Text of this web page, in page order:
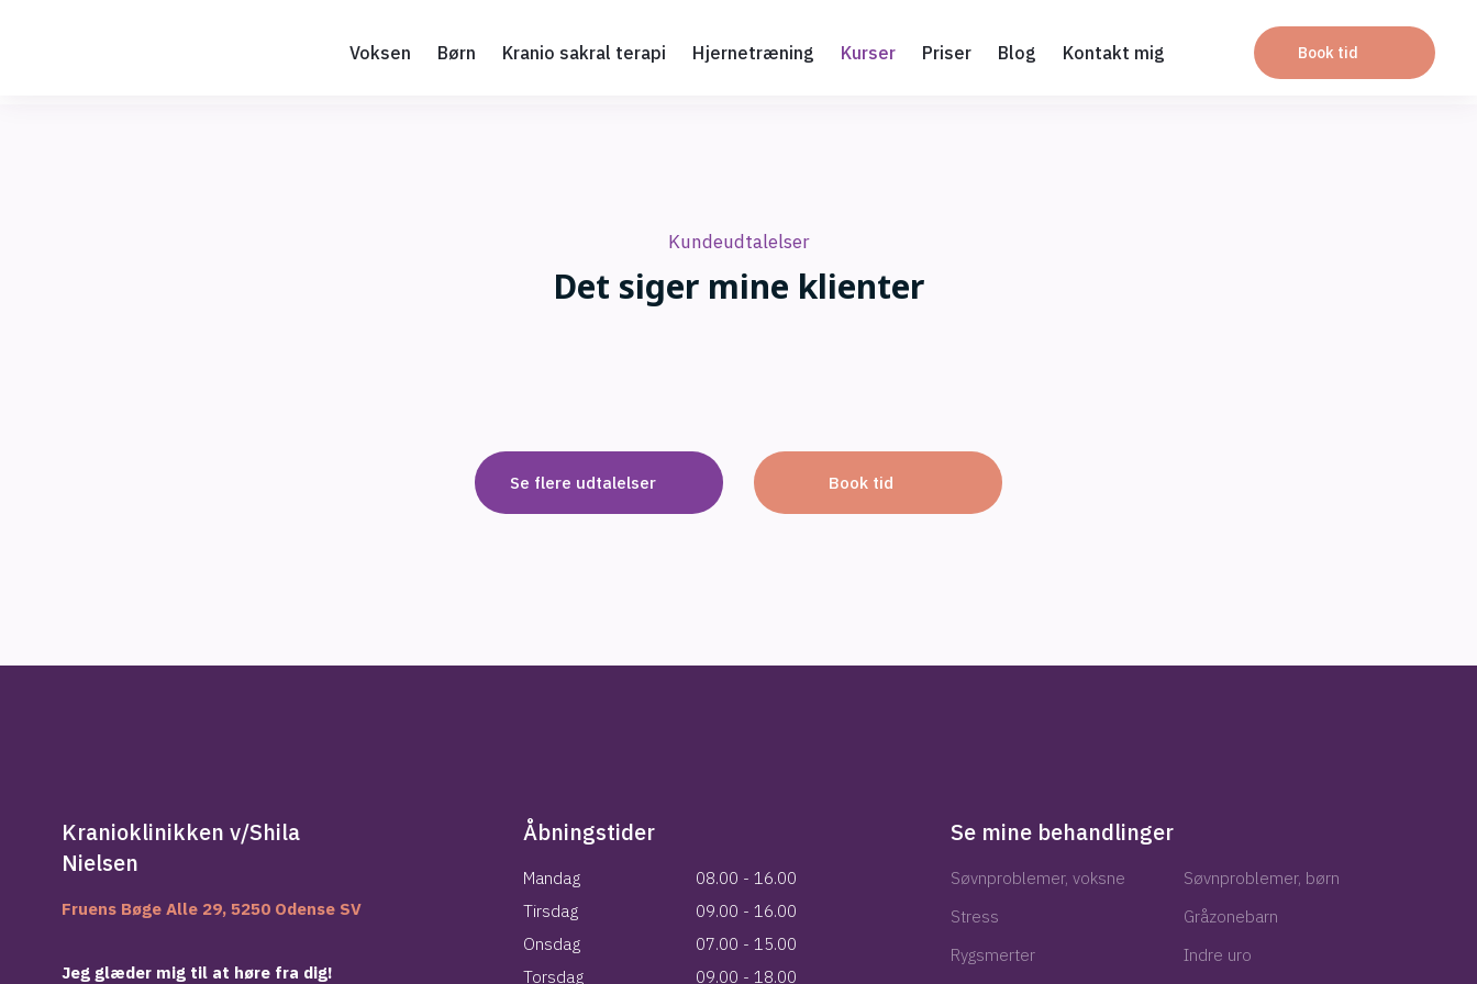
Voksen Børn Kranio sakral terapi Hjernetræning Kurser Priser Blog Kontakt mig Book tid
Kundeudtalelser
​Det siger mine klienter
Se flere udtalelser​ Book tid
Kranioklinikken v/Shila
Nielsen
Fruens Bøge Alle 29, 5250 Odense SV
Jeg glæder mig til at høre fra dig!
Åbningstider
Mandag​
08.00 - 16.00
Tirsdag​
09.00 - 16.00
​​​Onsdag​
07.00 - 15.00
​​​Torsdag​
09.00 - 18.00
Se mine behandlinger
Søvnproblemer, voksne​
Stress
Rygsmerter
Søvnproblemer, børn
Gråzonebarn
Indre uro